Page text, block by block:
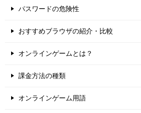
パスワードの危険性
おすすめブラウザの紹介・比較
オンラインゲームとは？
課金方法の種類
オンラインゲーム用語